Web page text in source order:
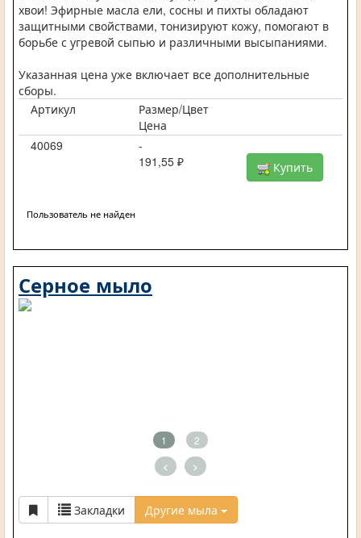
хвои! Эфирные масла ели, сосны и пихты обладают
защитными свойствами, тонизируют кожу, помогают в
борьбе с угревой сыпью и различными высыпаниями.
Указанная цена уже включает все дополнительные
сборы.
Артикул
Размер/Цвет
Цена
40069
-
191,55 ₽
Купить
Пользователь не найден
Серное мыло
1 2
< >
Закладки Другие мыла